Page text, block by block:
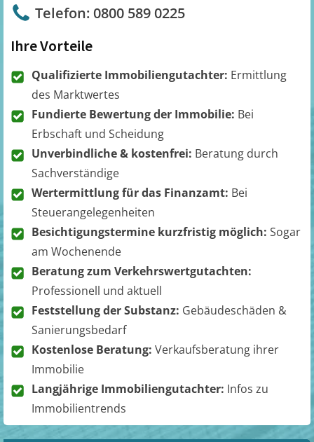
Telefon: 0800 589 0225
Ihre Vorteile
Qualifizierte Immobiliengutachter: Ermittlung
des Marktwertes
Fundierte Bewertung der Immobilie: Bei
Erbschaft und Scheidung
Unverbindliche & kostenfrei: Beratung durch
Sachverständige
Wertermittlung für das Finanzamt: Bei
Steuerangelegenheiten
Besichtigungstermine kurzfristig möglich: Sogar
am Wochenende
Beratung zum Verkehrswertgutachten:
Professionell und aktuell
Feststellung der Substanz: Gebäudeschäden &
Sanierungsbedarf
Kostenlose Beratung: Verkaufsberatung ihrer
Immobilie
Langjährige Immobiliengutachter: Infos zu
Immobilientrends